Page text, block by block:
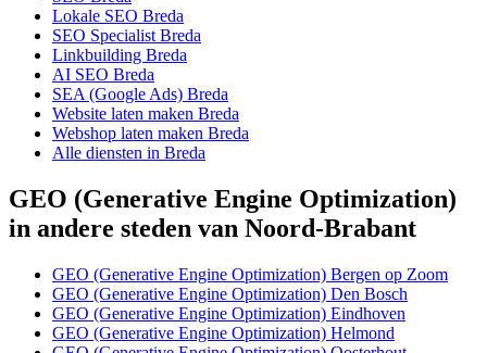
Lokale SEO Breda
SEO Specialist Breda
Linkbuilding Breda
AI SEO Breda
SEA (Google Ads) Breda
Website laten maken Breda
Webshop laten maken Breda
Alle diensten in Breda
GEO (Generative Engine Optimization)
in andere steden van Noord-Brabant
GEO (Generative Engine Optimization) Bergen op Zoom
GEO (Generative Engine Optimization) Den Bosch
GEO (Generative Engine Optimization) Eindhoven
GEO (Generative Engine Optimization) Helmond